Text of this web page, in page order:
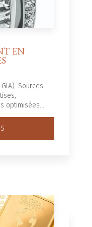
EN
Sources
optimisées....